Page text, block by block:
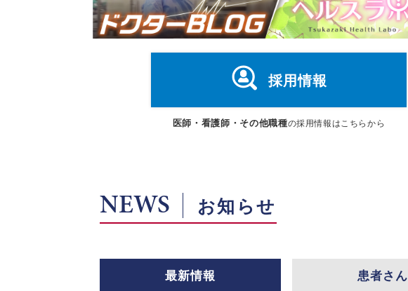
採用情報
医師・看護師・その他職種の採用情報はこちらから
NEWS お知らせ
最新情報 患者さん